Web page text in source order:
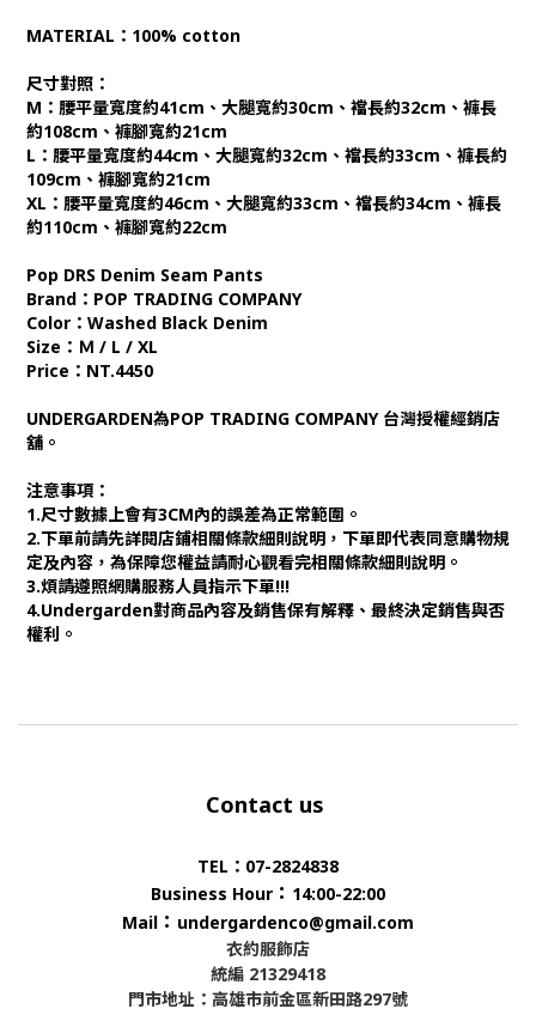
MATERIAL：100% cotton
尺寸對照：
M：腰平量寬度約41cm、大腿寬約30cm、襠長約32cm、褲長
約108cm、褲腳寬約21cm
L：腰平量寬度約44cm、大腿寬約32cm、襠長約33cm、褲長約
109cm、褲腳寬約21cm
XL：腰平量寬度約46cm、大腿寬約33cm、襠長約34cm、褲長
約110cm、褲腳寬約22cm
Pop DRS Denim Seam Pants
Brand：POP TRADING COMPANY
Color：Washed Black Denim
Size：Ｍ / L / XL
Price：NT.4450
UNDERGARDEN為POP TRADING COMPANY 台灣授權經銷店
舖。
注意事項：
1.尺寸數據上會有3CM內的誤差為正常範圍。
2.下單前請先詳閱店鋪相關條款細則說明，下單即代表同意購物規
定及內容，為保障您權益請耐心觀看完相關條款細則說明。
3.煩請遵照網購服務人員指示下單!!!
4.Undergarden對商品內容及銷售保有解釋、最終決定銷售與否
權利。
Contact us
TEL：07-2824838
Business Hour ： 14:00-22:00
Mail ： undergardenco@gmail.com
衣約服飾店
統編 21329418
門市地址：高雄市前金區新田路297號